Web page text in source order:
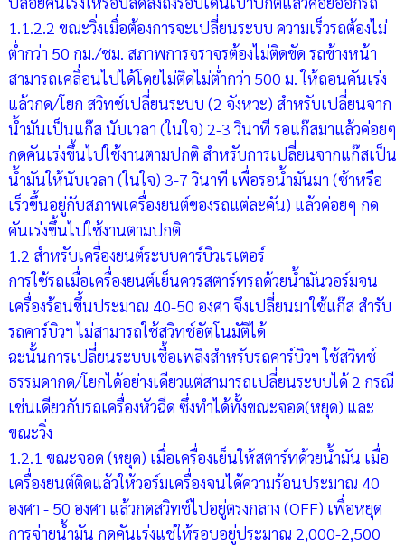
1.1.2.2 ขณะวิ่งเมื่อต้องการจะเปลี่ยนระบบ ความเร็วรถต้องไม่
ต่ำกว่า 50 กม./ชม. สภาพการจราจรต้องไม่ติดขัด รถข้างหน้า
สามารถเคลื่อนไปได้โดยไม่ติดไม่ต่ำกว่า 500 ม. ให้ถอนคันเร่ง
แล้วกด/โยก สวิทช์เปลี่ยนระบบ (2 จังหวะ) สำหรับเปลี่ยนจาก
น้ำมันเป็นแก๊ส นับเวลา (ในใจ) 2-3 วินาที รอแก๊สมาแล้วค่อยๆ
กดคันเร่งขึ้นไปใช้งานตามปกติ สำหรับการเปลี่ยนจากแก๊สเป็น
น้ำมันให้นับเวลา (ในใจ) 3-7 วินาที เพื่อรอน้ำมันมา (ช้าหรือ
เร็วขึ้นอยู่กับสภาพเครื่องยนต์ของรถแต่ละคัน) แล้วค่อยๆ กด
คันเร่งขึ้นไปใช้งานตามปกติ
1.2 สำหรับเครื่องยนต์ระบบคาร์บิวเรเตอร์
การใช้รถเมื่อเครื่องยนต์เย็นควรสตาร์ทรถด้วยน้ำมันวอร์มจน
เครื่องร้อนขึ้นประมาณ 40-50 องศา จึงเปลี่ยนมาใช้แก๊ส สำรับ
รถคาร์บิวฯ ไม่สามารถใช้สวิทช์อัตโนมัติได้
ฉะนั้นการเปลี่ยนระบบเชื้อเพลิงสำหรับรถคาร์บิวฯ ใช้สวิทช์
ธรรมดากด/โยกได้อย่างเดียวแต่สามารถเปลี่ยนระบบได้ 2 กรณี
เช่นเดียวกับรถเครื่องหัวฉีด ซึ่งทำได้ทั้งขณะจอด(หยุด) และ
ขณะวิ่ง
1.2.1 ขณะจอด (หยุด) เมื่อเครื่องเย็นให้สตาร์ทด้วยน้ำมัน เมื่อ
เครื่องยนต์ติดแล้วให้วอร์มเครื่องจนได้ความร้อนประมาณ 40
องศา - 50 องศา แล้วกดสวิทช์ไปอยู่ตรงกลาง (OFF) เพื่อหยุด
การจ่ายน้ำมัน กดคันเร่งแช่ให้รอบอยู่ประมาณ 2,000-2,500